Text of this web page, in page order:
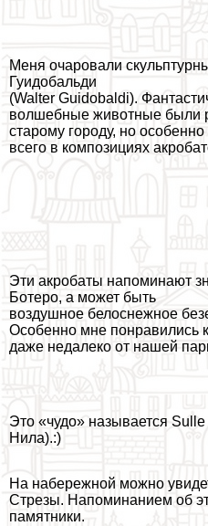
Меня очаровали
Гуидобальди
(Walter Guidobaldi).
волшебные животные были
старому городу, но
всего в композициях
Эти акробаты напоминают
Ботеро, а может быть
воздушное белоснежное
Особенно мне понравились
даже недалеко от нашей
Это «чудо» называется
Нила).:)
На набережной можно
Стрезы. Напоминанием об
памятники.